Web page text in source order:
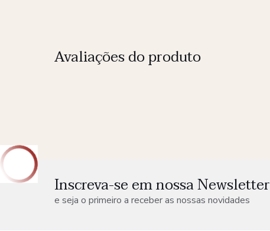
Avaliações do produto
Inscreva-se em nossa Newsletter
e seja o primeiro a receber as nossas novidades